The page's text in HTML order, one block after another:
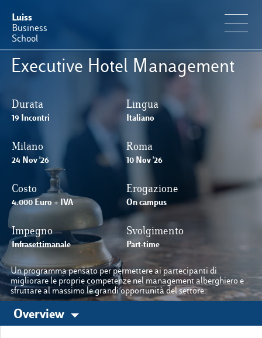
Luiss
Business
School
Perché Luiss Business School
Faculty & Ricerca
News & Eventi
Operation & Students’ Experience
Le nostre sedi
Executive Hotel Management
Durata
19 Incontri
Lingua
Italiano
Milano
24 Nov '26
Roma
10 Nov '26
Costo
4.000 Euro + IVA
Erogazione
On campus
Impegno
Infrasettimanale
Svolgimento
Part-time
Un programma pensato per permettere ai partecipanti di
migliorare le proprie competenze nel management alberghiero e
sfruttare al massimo le grandi opportunità del settore.
Overview